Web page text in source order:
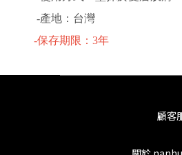
-產地：台灣
-保存期限：3年
顧客